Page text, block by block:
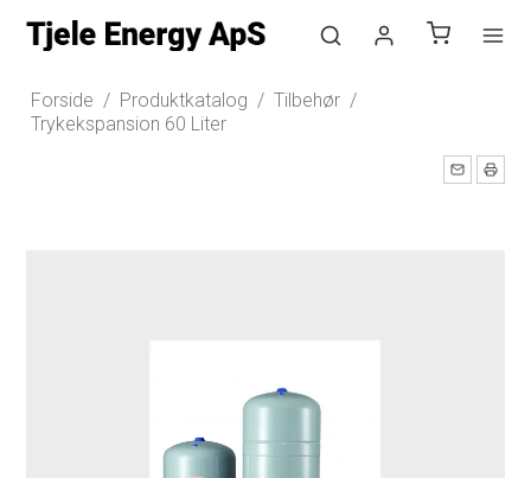
Opret bruger
Forside / Produktkatalog / Tilbehør /
Trykekspansion 60 Liter